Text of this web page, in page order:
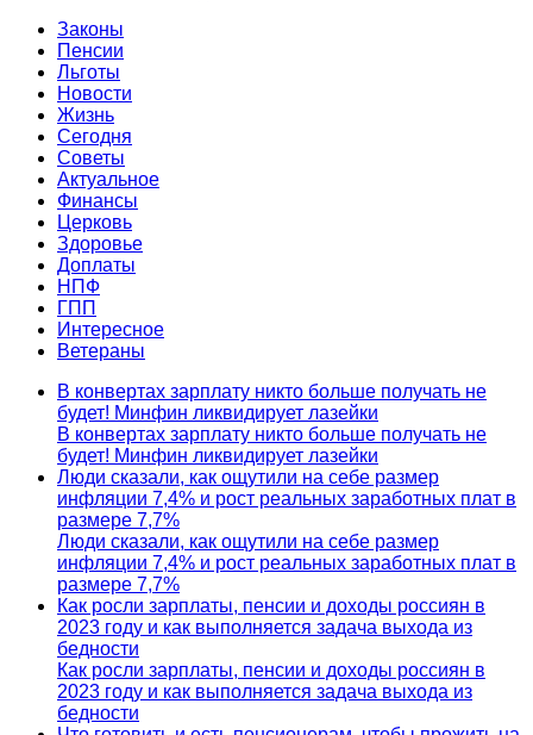
Законы
Пенсии
Льготы
Новости
Жизнь
Сегодня
Советы
Актуальное
Финансы
Церковь
Здоровье
Доплаты
НПФ
ГПП
Интересное
Ветераны
В конвертах зарплату никто больше получать не
будет! Минфин ликвидирует лазейки
В конвертах зарплату никто больше получать не
будет! Минфин ликвидирует лазейки
Люди сказали, как ощутили на себе размер
инфляции 7,4% и рост реальных заработных плат в
размере 7,7%
Люди сказали, как ощутили на себе размер
инфляции 7,4% и рост реальных заработных плат в
размере 7,7%
Как росли зарплаты, пенсии и доходы россиян в
2023 году и как выполняется задача выхода из
бедности
Как росли зарплаты, пенсии и доходы россиян в
2023 году и как выполняется задача выхода из
бедности